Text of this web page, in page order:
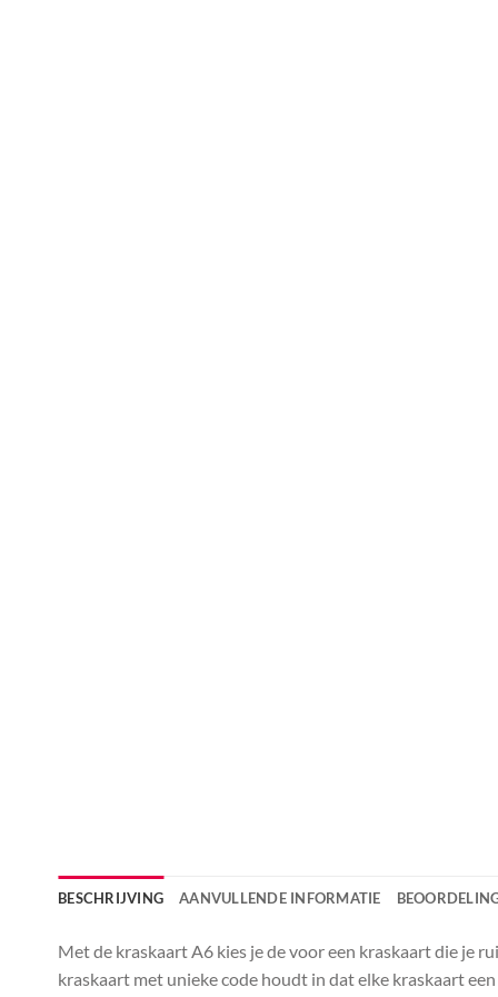
BESCHRIJVING AANVULLENDE INFORMATIE
Met de kraskaart A6 kies je de voor een kraskaart die je
kraskaart met unieke code houdt in dat elke kraskaart